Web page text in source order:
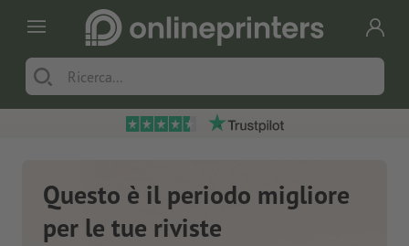
Questo è il periodo migliore
per le tue riviste